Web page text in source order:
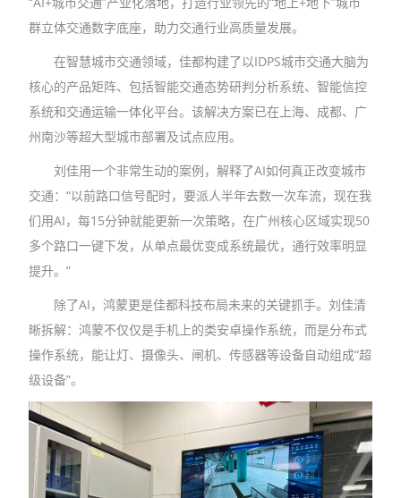
群立体交通数字底座，助力交通行业高质量发展。
在智慧城市交通领域，佳都构建了以IDPS城市交通大脑为
核心的产品矩阵、包括智能交通态势研判分析系统、智能信控
系统和交通运输一体化平台。该解决方案已在上海、成都、广
州南沙等超大型城市部署及试点应用。
刘佳用一个非常生动的案例，解释了AI如何真正改变城市
交通：“以前路口信号配时，要派人半年去数一次车流，现在我
们用AI，每15分钟就能更新一次策略，在广州核心区域实现50
多个路口一键下发，从单点最优变成系统最优，通行效率明显
提升。”
除了AI，鸿蒙更是佳都科技布局未来的关键抓手。刘佳清
晰拆解：鸿蒙不仅仅是手机上的类安卓操作系统，而是分布式
操作系统，能让灯、摄像头、闸机、传感器等设备自动组成“超
级设备”。